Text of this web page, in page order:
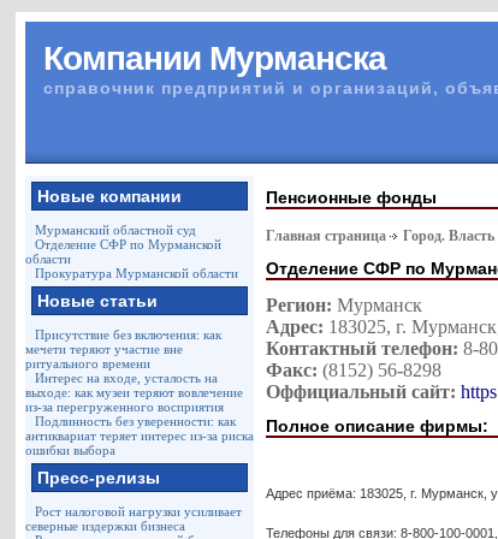
Компании Мурманска
справочник предприятий и организаций,
Новые компании
Мурманский областной суд
Отделение СФР по Мурманской
области
Прокуратура Мурманской области
Новые статьи
Присутствие без включения: как
мечети теряют участие вне
ритуального времени
Интерес на входе, усталость на
выходе: как музеи теряют вовлечение
из-за перегруженного восприятия
Подлинность без уверенности: как
антиквариат теряет интерес из-за риска
ошибки выбора
Пресс-релизы
Рост налоговой нагрузки усиливает
северные издержки бизнеса
Пенсионные фонды
Главная страница Город. Власть
Отделение СФР по
Регион:Мурманск
Адрес: 183025, г.
Контактный телефон:8-
Факс:(8152) 56-8298
Оффициальный сайт:
Полное описание фирмы:
Адрес приёма: 183025, г. Мурманск,
Телефоны для связи: 8-800-100-